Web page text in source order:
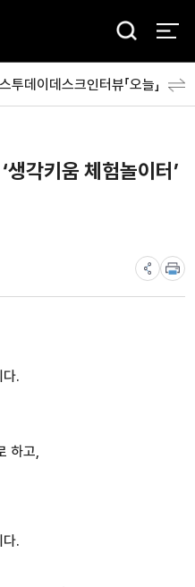
검
투데이데스크인터뷰「오늘」 분야
각키움 체험놀이터’
.
하고,
.